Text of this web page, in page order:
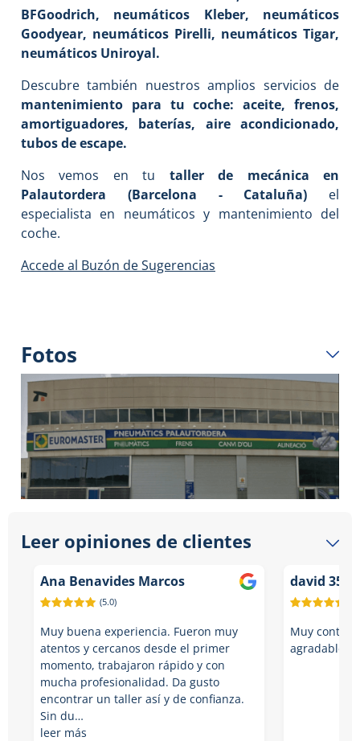
BFGoodrich, neumáticos Kleber, neumáticos
Goodyear, neumáticos Pirelli, neumáticos Tigar,
neumáticos Uniroyal.
Descubre también nuestros amplios servicios de
mantenimiento para tu coche: aceite, frenos,
amortiguadores, baterías, aire acondicionado,
tubos de escape.
Nos vemos en tu taller de mecánica en
Palautordera (Barcelona - Cataluña) el
especialista en neumáticos y mantenimiento del
coche.
Accede al Buzón de Sugerencias
Fotos
Leer opiniones de clientes
Ana Benavides Marcos
(5.0)
Muy buena experiencia. Fueron muy
atentos y cercanos desde el primer
momento, trabajaron rápido y con
mucha profesionalidad. Da gusto
encontrar un taller así y de confianza.
Sin du…
leer más
david 350 z
Muy